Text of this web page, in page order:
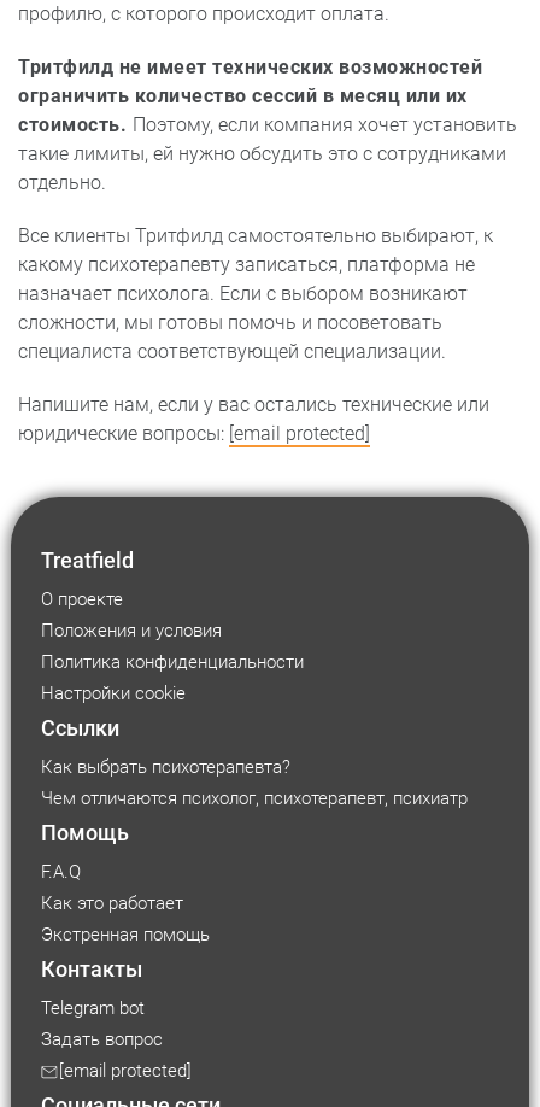
профилю, с которого происходит оплата.
Тритфилд не имеет технических возможностей
ограничить количество сессий в месяц или их
стоимость. Поэтому, если компания хочет установить
такие лимиты, ей нужно обсудить это с сотрудниками
отдельно.
Все клиенты Тритфилд самостоятельно выбирают, к
какому психотерапевту записаться, платформа не
назначает психолога. Если с выбором возникают
сложности, мы готовы помочь и посоветовать
специалиста соответствующей специализации.
Напишите нам, если у вас остались технические или
юридические вопросы: [email protected]
Treatfield
О проекте
Положения и условия
Политика конфиденциальности
Настройки cookie
Ссылки
Как выбрать психотерапевта?
Чем отличаются психолог, психотерапевт, психиатр
Помощь
F.A.Q
Как это работает
Экстренная помощь
Контакты
Telegram bot
Задать вопрос
[email protected]